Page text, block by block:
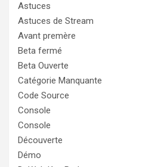
Astuces
Astuces de Stream
Avant premère
Beta fermé
Beta Ouverte
Catégorie Manquante
Code Source
Console
Console
Découverte
Démo